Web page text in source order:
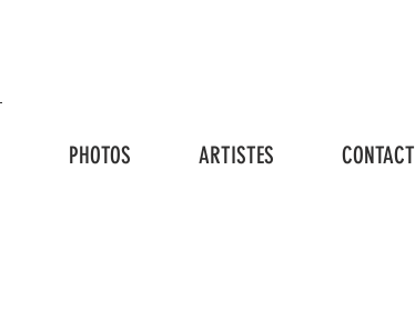
PHOTOS ARTISTES CONTACT